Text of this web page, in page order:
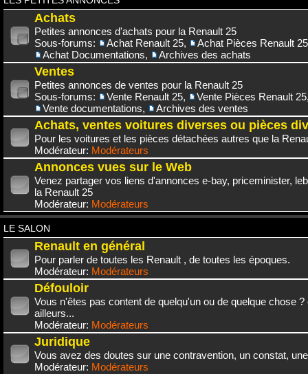
Achats
Petites annonces d'achats pour la Renault 25
Sous-forums:
Achat Renault 25,
Achat Pièces Renault 25
Achat Documentations, Archives des achats
Ventes
Petites annonces de ventes pour la Renault 25
Sous-forums:
Vente Renault 25, Vente Pièces Renault 25
Vente documentations, Archives des ventes
Achats, ventes voitures diverses ou pièces
Pour les voitures et les pièces détachées autres que la
Modérateur: Modérateurs
Annonces vues sur le Web
Venez partager vos liens d'annonces e-bay, priceminister,
la Renault 25
Modérateur: Modérateurs
LE SALON
Renault en général
Pour parler de toutes les Renault , de toutes les époques.
Modérateur: Modérateurs
Défouloir
Vous n'êtes pas content de quelqu'un ou de quelque chose
ailleurs...
Modérateur: Modérateurs
Juridique
Vous avez des doutes sur une contravention, un constat,
Modérateur: Modérateurs